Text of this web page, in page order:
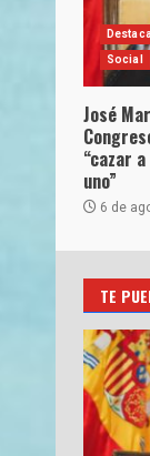
Social
José
“cazar
uno”
6 de
TE